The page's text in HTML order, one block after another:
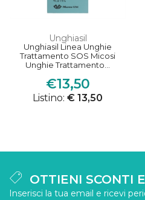
Unghiasil
Unghiasil Linea Unghie
Trattamento SOS Micosi
Unghie Trattamento...
€13,50
Listino: € 13,50
OTTIENI SCONTI
Inserisci la tua email e ricevi